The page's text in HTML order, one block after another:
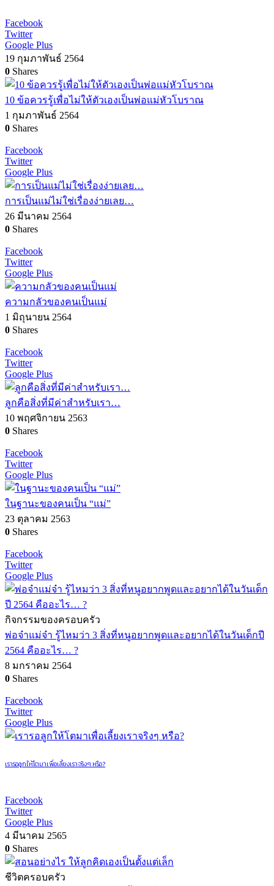
Facebook
Twitter
Google Plus
19 กุมภาพันธ์ 2564
0 Shares
10 ข้อควรรู้เพื่อไม่ให้ตัวเองเป็นพ่อแม่หัวโบราณ
1 กุมภาพันธ์ 2564
0 Shares
Facebook
Twitter
Google Plus
การเป็นแม่ไม่ใช่เรื่องง่ายเลย…
26 มีนาคม 2564
0 Shares
Facebook
Twitter
Google Plus
ความกลัวของคนเป็นแม่
1 มิถุนายน 2564
0 Shares
Facebook
Twitter
Google Plus
ลูกคือสิ่งที่มีค่าสำหรับเรา…
10 พฤศจิกายน 2563
0 Shares
Facebook
Twitter
Google Plus
ในฐานะของคนเป็น “แม่”
23 ตุลาคม 2563
0 Shares
Facebook
Twitter
Google Plus
กิจกรรมของครอบครัว
พ่อจ๋าแม่จ๋า รู้ไหมว่า 3 สิ่งที่หนูอยากพูดและอยากได้ในวันเด็กปี
2564 คืออะไร… ?
8 มกราคม 2564
0 Shares
Facebook
Twitter
Google Plus
เรารอลูกให้โตมาเพื่อเลี้ยงเราจริงๆ หรือ?
Facebook
Twitter
Google Plus
4 มีนาคม 2565
0 Shares
ชีวิตครอบครัว